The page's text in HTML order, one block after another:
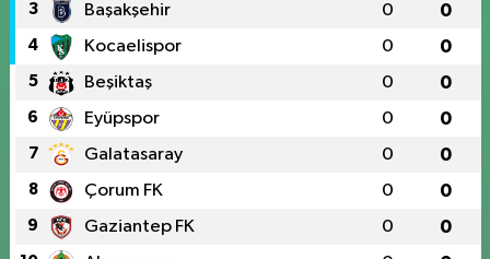
3 Başakşehir 0 0
4 Kocaelispor 0 0
5 Beşiktaş 0 0
6 Eyüpspor 0 0
7 Galatasaray 0 0
8 Çorum FK 0 0
9 Gaziantep FK 0 0